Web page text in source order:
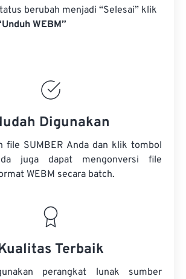
berubah menjadi “Selesai” klik
WEBM”
Digunakan
file SUMBER Anda dan klik tombol
juga dapat mengonversi file
WEBM secara batch.
Terbaik
perangkat lunak sumber